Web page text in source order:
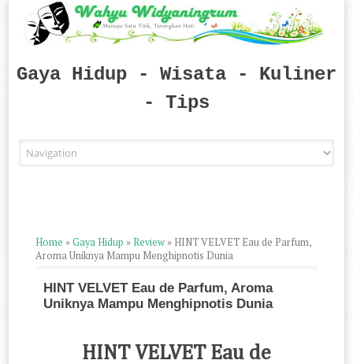
Gaya Hidup - Wisata - Kuliner
- Tips
Home »Gaya Hidup » Review» HINT VELVET Eau de Parfum,
Aroma Uniknya Mampu Menghipnotis Dunia
HINT VELVET Eau de Parfum, Aroma
Uniknya Mampu Menghipnotis Dunia
HINT VELVET Eau de